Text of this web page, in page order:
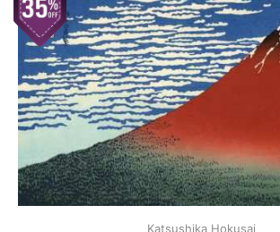
Katsushika Hokusai